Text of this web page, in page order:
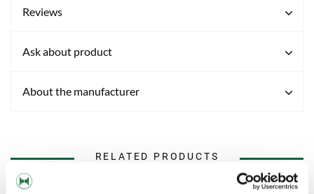
Reviews
Ask about product
About the manufacturer
RELATED PRODUCTS